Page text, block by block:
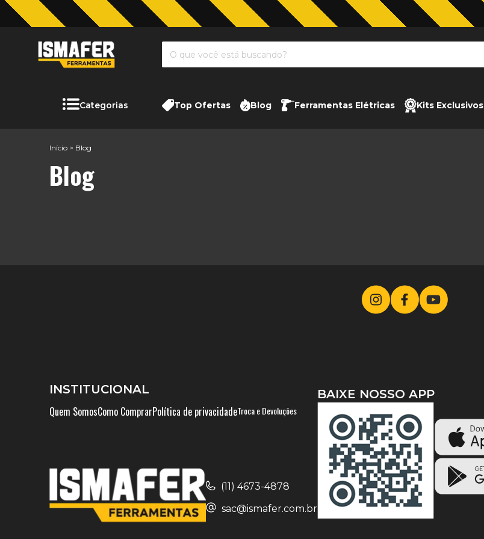
Jardinagem com The Black Tools
Categorias Top Ofertas Blog Ferramentas Elétricas Kits Exclusivos
Início > Blog
Blog
INSTITUCIONAL
Quem SomosComo ComprarPolítica de privacidadeTroca e Devoluções
(11) 4673-4878
sac@ismafer.com.br
BAIXE NOSSO APP